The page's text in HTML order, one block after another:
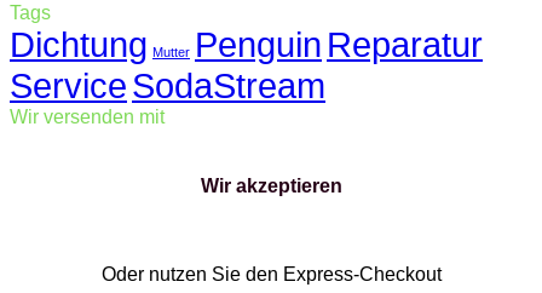
Tags
Dichtung Mutter Penguin Reparatur
ServiceSodaStream
Wir versenden mit
Wir akzeptieren
Oder nutzen Sie den Express-Checkout